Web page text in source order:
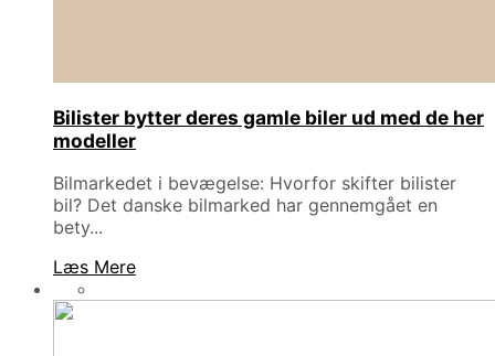
Bilister bytter deres gamle biler ud med de her
modeller
Bilmarkedet i bevægelse: Hvorfor skifter bilister
bil? Det danske bilmarked har gennemgået en
bety...
Læs Mere